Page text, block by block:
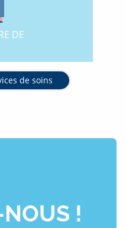
DE
de soins
!